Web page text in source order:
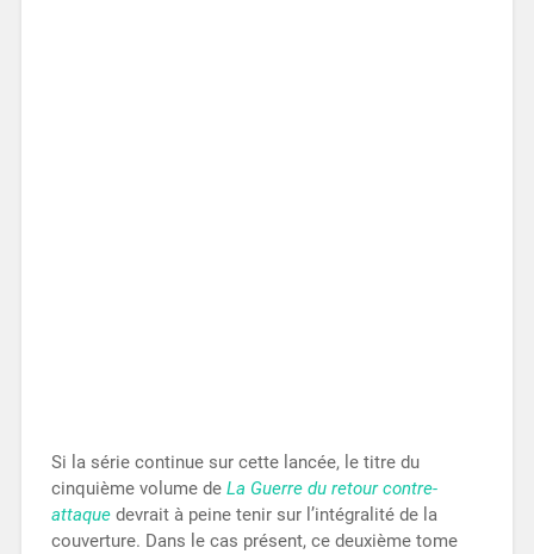
Si la série continue sur cette lancée, le titre du
cinquième volume de La Guerre du retour contre-
attaque devrait à peine tenir sur l’intégralité de la
couverture. Dans le cas présent, ce deuxième tome